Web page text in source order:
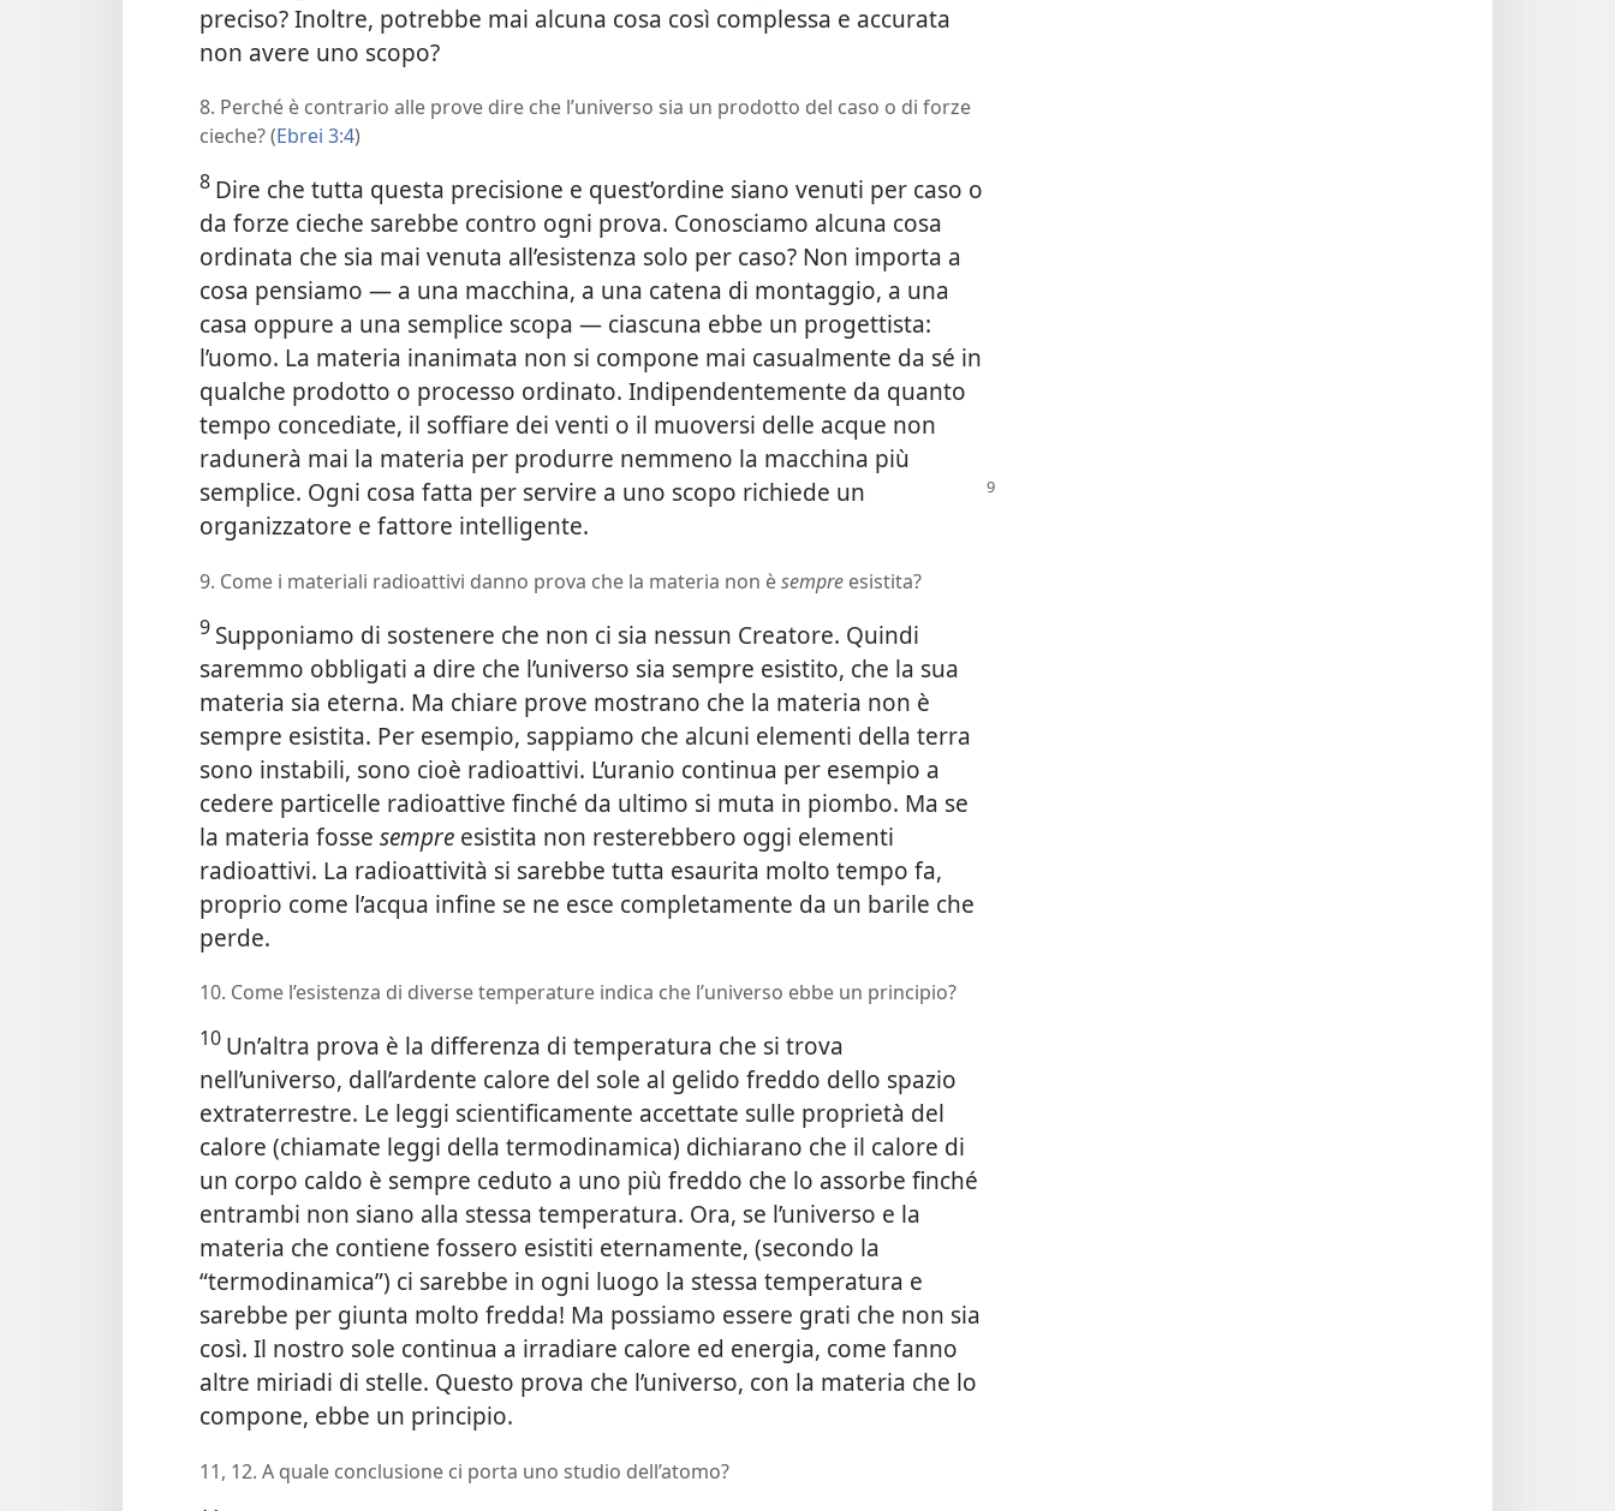
preciso? Inoltre, potrebbe mai alcuna cosa così complessa e accurata
non avere uno scopo?
8. Perché è contrario alle prove dire che l’universo sia un prodotto del caso o di forze
cieche? (Ebrei 3:4)
8 Dire che tutta questa precisione e quest’ordine siano venuti per caso o
da forze cieche sarebbe contro ogni prova. Conosciamo alcuna cosa
ordinata che sia mai venuta all’esistenza solo per caso? Non importa a
cosa pensiamo — a una macchina, a una catena di montaggio, a una
casa oppure a una semplice scopa — ciascuna ebbe un progettista:
l’uomo. La materia inanimata non si compone mai casualmente da sé in
qualche prodotto o processo ordinato. Indipendentemente da quanto
tempo concediate, il soffiare dei venti o il muoversi delle acque non
radunerà mai la materia per produrre nemmeno la macchina più
semplice. Ogni cosa fatta per servire a uno scopo richiede un
organizzatore e fattore intelligente.
9. Come i materiali radioattivi danno prova che la materia non èsempre esistita?
9 Supponiamo di sostenere che non ci sia nessun Creatore. Quindi
saremmo obbligati a dire che l’universo sia sempre esistito, che la sua
materia sia eterna. Ma chiare prove mostrano che la materia non è
sempre esistita. Per esempio, sappiamo che alcuni elementi della terra
sono instabili, sono cioè radioattivi. L’uranio continua per esempio a
cedere particelle radioattive finché da ultimo si muta in piombo. Ma se
la materia fosse sempre esistita non resterebbero oggi elementi
radioattivi. La radioattività si sarebbe tutta esaurita molto tempo fa,
proprio come l’acqua infine se ne esce completamente da un barile che
perde.
10. Come l’esistenza di diverse temperature indica che l’universo ebbe un principio?
10 Un’altra prova è la differenza di temperatura che si trova
nell’universo, dall’ardente calore del sole al gelido freddo dello spazio
extraterrestre. Le leggi scientificamente accettate sulle proprietà del
calore (chiamate leggi della termodinamica) dichiarano che il calore di
un corpo caldo è sempre ceduto a uno più freddo che lo assorbe finché
entrambi non siano alla stessa temperatura. Ora, se l’universo e la
materia che contiene fossero esistiti eternamente, (secondo la
“termodinamica”) ci sarebbe in ogni luogo la stessa temperatura e
sarebbe per giunta molto fredda! Ma possiamo essere grati che non sia
così. Il nostro sole continua a irradiare calore ed energia, come fanno
altre miriadi di stelle. Questo prova che l’universo, con la materia che lo
compone, ebbe un principio.
11, 12. A quale conclusione ci porta uno studio dell’atomo?